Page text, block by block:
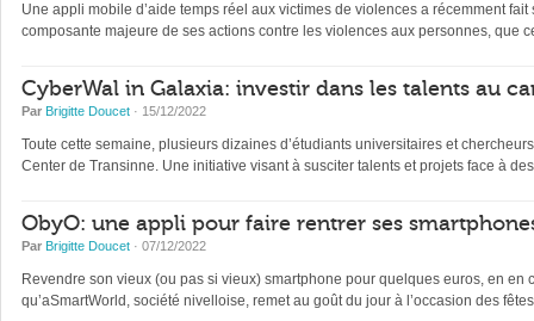
Une appli mobile d’aide temps réel aux victimes de violences a récemment
composante majeure de ses actions contre les violences aux personnes, que
CyberWal in Galaxia: investir dans les talents au
Par Brigitte Doucet · 15/12/2022
Toute cette semaine, plusieurs dizaines d’étudiants universitaires et
Center de Transinne. Une initiative visant à susciter talents et projets face à
ObyO: une appli pour faire rentrer ses
Par Brigitte Doucet · 07/12/2022
Revendre son vieux (ou pas si vieux) smartphone pour quelques euros, en
qu’aSmartWorld, société nivelloise, remet au goût du jour à l’occasion des